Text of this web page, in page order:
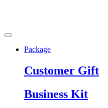
Package
Customer Gift
Business Kit